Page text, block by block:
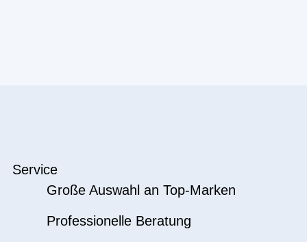
Service
Große Auswahl an Top-Marken
Professionelle Beratung